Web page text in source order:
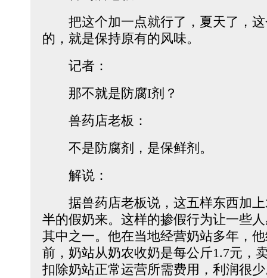
把这个加一点就行了，夏天了，这
的，就是保持原有的风味。
记者：
那不就是防腐I剂？
兽药店老板：
不是防腐剂，是保鲜剂。
解说：
据兽药店老板说，这五样东西加上
半的假奶来。这样的掺假行为让一些
其中之一。他在当地经营奶站多年，
前，奶站从奶农收奶是每公斤1.7元，
扣除奶站正常运营所需费用，利润很